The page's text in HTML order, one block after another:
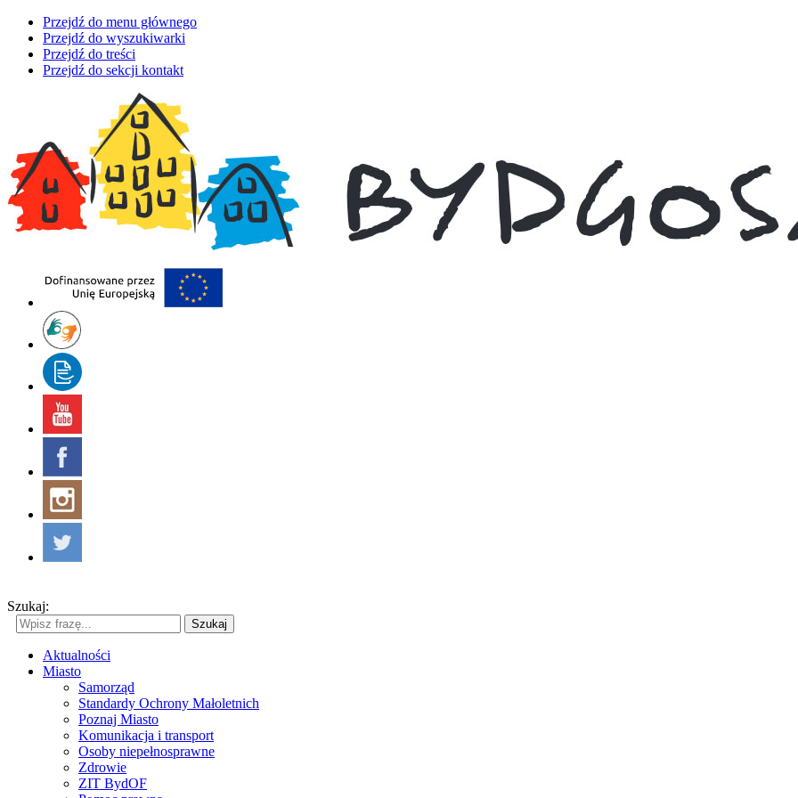
Przejdź do menu głównego
Przejdź do wyszukiwarki
Przejdź do treści
Przejdź do sekcji kontakt
Szukaj:
Szukaj
Aktualności
Miasto
Samorząd
Standardy Ochrony Małoletnich
Poznaj Miasto
Komunikacja i transport
Osoby niepełnosprawne
Zdrowie
ZIT BydOF